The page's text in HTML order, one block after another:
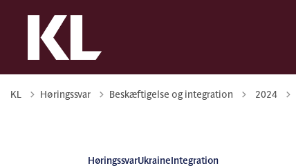
KL Høringssvar Beskæftigelse og integration Tilbage til
2024
HøringssvarUkraineIntegration